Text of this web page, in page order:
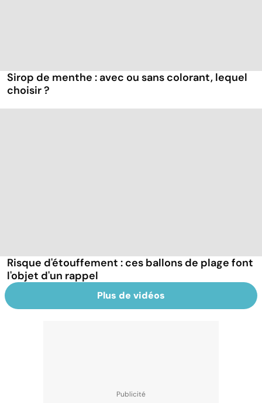
Sirop de menthe : avec ou sans colorant, lequel
choisir ?
Risque d'étouffement : ces ballons de plage font
l'objet d'un rappel
Plus de vidéos